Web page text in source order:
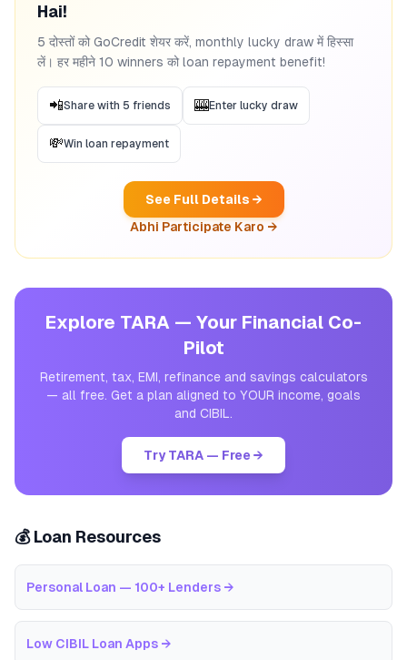
Hai!
5 दोस्तों को GoCredit शेयर करें, monthly lucky draw में हिस्सा
लें। हर महीने 10 winners को loan repayment benefit!
📲Share with 5 friends 🎰Enter lucky draw
💸Win loan repayment
See Full Details →
Abhi Participate Karo →
Explore TARA — Your Financial Co-
Pilot
Retirement, tax, EMI, refinance and savings calculators
— all free. Get a plan aligned to YOUR income, goals
and CIBIL.
Try TARA — Free →
💰 Loan Resources
Personal Loan — 100+ Lenders →
Low CIBIL Loan Apps →